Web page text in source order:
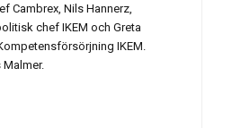
Cambrex, Nils Hannerz,
chef IKEM och Greta
IKEM.